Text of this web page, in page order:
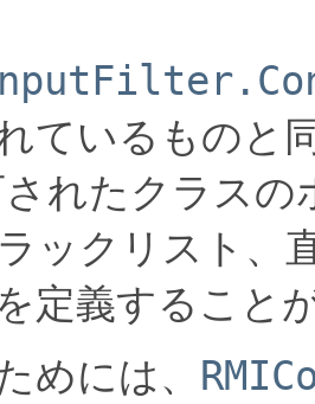
ているものと
れたクラスの
ックリスト、
定義すること
めには、